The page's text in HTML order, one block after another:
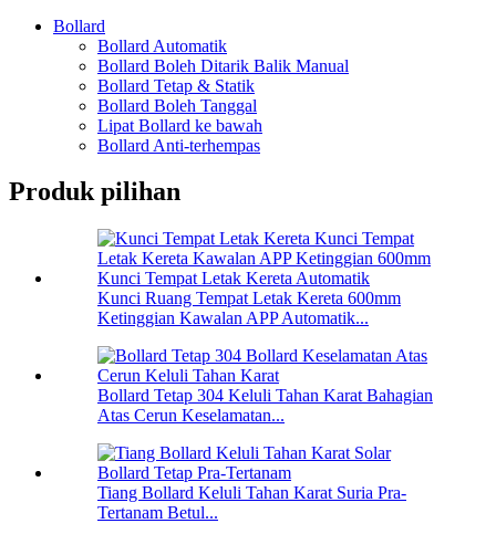
Bollard
Bollard Automatik
Bollard Boleh Ditarik Balik Manual
Bollard Tetap & Statik
Bollard Boleh Tanggal
Lipat Bollard ke bawah
Bollard Anti-terhempas
Produk pilihan
Kunci Ruang Tempat Letak Kereta 600mm
Ketinggian Kawalan APP Automatik...
Bollard Tetap 304 Keluli Tahan Karat Bahagian
Atas Cerun Keselamatan...
Tiang Bollard Keluli Tahan Karat Suria Pra-
Tertanam Betul...